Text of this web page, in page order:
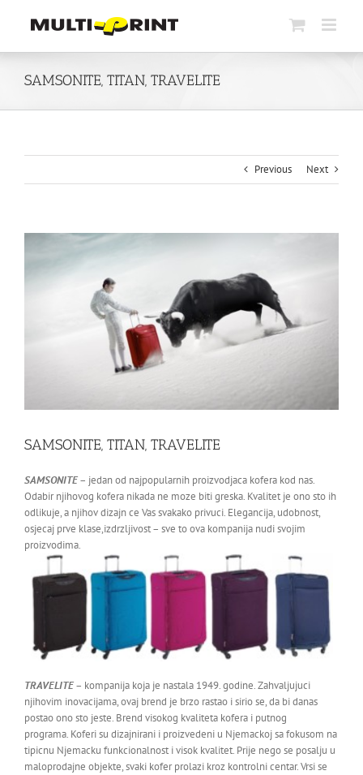
SAMSONITE, TITAN, TRAVELITE
Previous Next
SAMSONITE, TITAN, TRAVELITE
SAMSONITE– jedan od najpopularnih proizvodjaca kofera kod nas.
Odabir njihovog kofera nikada ne moze biti greska. Kvalitet je ono sto ih
odlikuje, a njihov dizajn ce Vas svakako privuci. Elegancija, udobnost,
osjecaj prve klase,izdrzljivost – sve to ova kompanija nudi svojim
proizvodima.
TRAVELITE– kompanija koja je nastala 1949. godine. Zahvaljujuci
njihovim inovacijama, ovaj brend je brzo rastao i sirio se, da bi danas
postao ono sto jeste. Brend visokog kvaliteta kofera i putnog
programa. Koferi su dizajnirani i proizvedeni u Njemackoj sa fokusom na
tipicnu Njemacku funkcionalnost i visok kvalitet. Prije nego se posalju u
maloprodajne objekte, svaki kofer prolazi kroz kontrolni centar. Vrsi se